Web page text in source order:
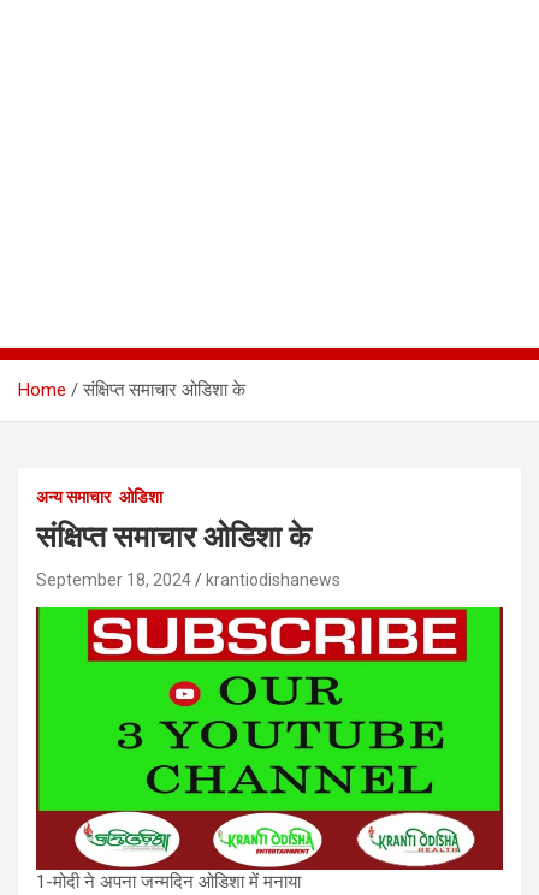
Home संक्षिप्त समाचार ओडिशा के
अन्य समाचार ओडिशा
संक्षिप्त समाचार ओडिशा के
September 18, 2024 krantiodishanews
1-मोदी ने अपना जन्मदिन ओडिशा में मनाया